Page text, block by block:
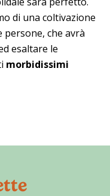
di una coltivazione
che avrà
esaltare le
morbidissimi